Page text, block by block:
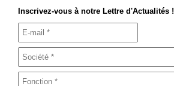
Inscrivez-vous à notre Lettre d'Actualités !